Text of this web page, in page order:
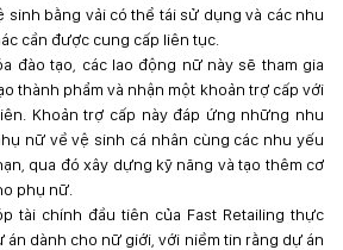
sinh bằng vải có thể tái sử dụng và các nhu
cần được cung cấp liên tục.
đào tạo, các lao động nữ này sẽ tham gia
thành phẩm và nhận một khoản trợ cấp với
Khoản trợ cấp này đáp ứng những nhu
nữ về vệ sinh cá nhân cùng các nhu yếu
qua đó xây dựng kỹ năng và tạo thêm cơ
phụ nữ.
tài chính đầu tiên của Fast Retailing thực
án dành cho nữ giới, với niềm tin rằng dự án